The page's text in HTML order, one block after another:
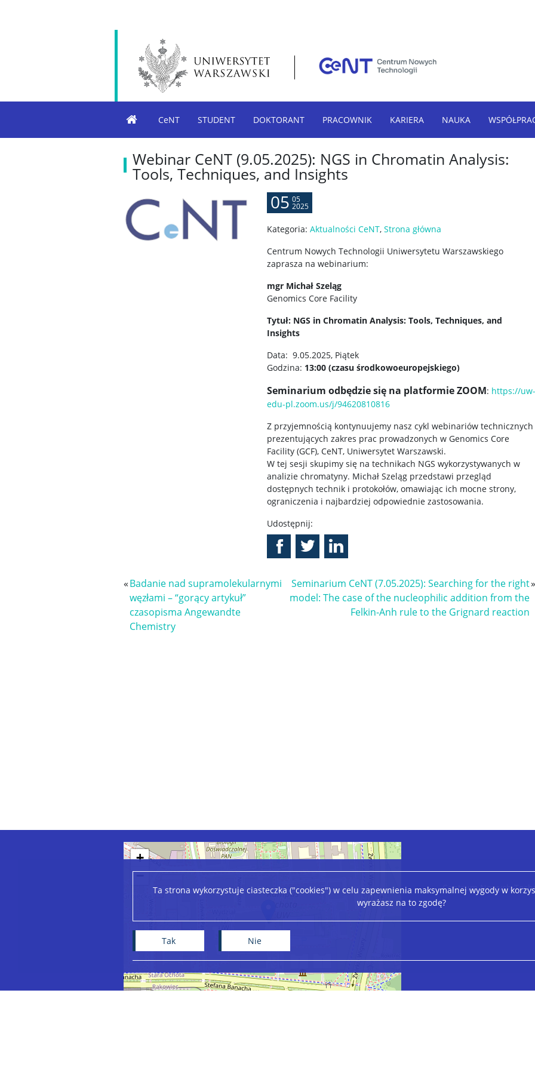
Ta strona wykorzystuje ciasteczka ("cookies") w celu zapewnienia maksymalnej wygody w
wyrażasz na to zgodę?
Tak Nie
CeNT STUDENT DOKTORANT PRACOWNIK KARIERA NAUKA
Webinar CeNT (9.05.2025): NGS in Chromatin Analysis:
Tools, Techniques, and Insights
05 05
2025
Kategoria: Aktualności CeNT, Strona główna
Centrum Nowych Technologii Uniwersytetu Warszawskiego
zaprasza na webinarium:
mgr Michał Szeląg
Genomics Core Facility
Tytuł: NGS in Chromatin Analysis: Tools, Techniques, and
Insights
Data: 9.05.2025, Piątek
Godzina: 13:00 (czasu środkowoeuropejskiego)
Seminarium odbędzie się na platformie ZOOM: https://uw-
edu-pl.zoom.us/j/94620810816
Z przyjemnością kontynuujemy nasz cykl webinariów technicznych
prezentujących zakres prac prowadzonych w Genomics Core
Facility (GCF), CeNT, Uniwersytet Warszawski.
W tej sesji skupimy się na technikach NGS wykorzystywanych w
analizie chromatyny. Michał Szeląg przedstawi przegląd
dostępnych technik i protokołów, omawiając ich mocne strony,
ograniczenia i najbardziej odpowiednie zastosowania.
Udostępnij:
«Badanie nad supramolekularnymi
węzłami – “gorący artykuł”
czasopisma Angewandte
Chemistry
Seminarium CeNT (7.05.2025): Searching for the right
model: The case of the nucleophilic addition from the
Felkin-Anh rule to the Grignard reaction
»
+
−
Centrum Nowych